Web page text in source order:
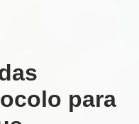
para